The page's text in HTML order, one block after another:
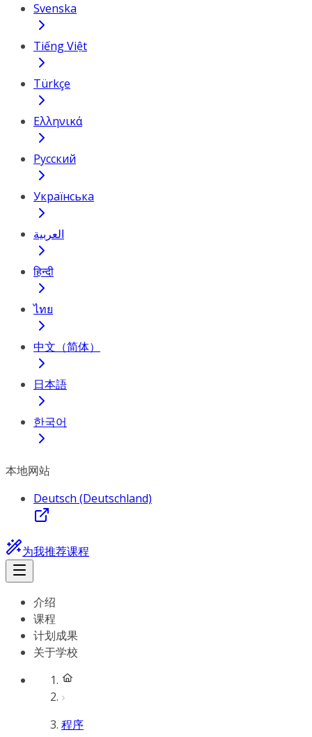
Svenska
Tiếng Việt
Türkçe
Ελληνικά
Русский
Українська
العربية
हिन्दी
ไทย
中文（简体）
日本語
한국어
本地网站
Deutsch (Deutschland)
为我推荐课程
介绍
课程
计划成果
关于学校
程序